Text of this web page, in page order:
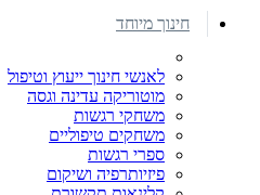
חינוך מיוחד
לאנשי חינוך ייעוץ וטיפול
מוטוריקה עדינה וגסה
משחקי רגשות
משחקים טיפוליים
ספרי רגשות
פיזיותרפיה ושיקום